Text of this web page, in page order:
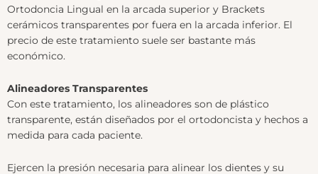
Ortodoncia Lingual en la arcada superior y Brackets
cerámicos transparentes por fuera en la arcada inferior. El
precio de este tratamiento suele ser bastante más
económico.
Alineadores Transparentes
Con este tratamiento, los alineadores son de plástico
transparente, están diseñados por el ortodoncista y hechos a
medida para cada paciente.
Ejercen la presión necesaria para alinear los dientes y su